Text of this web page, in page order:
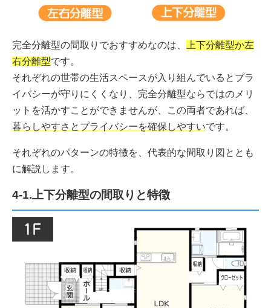
完全分離型の間取りでおすすめなのは、
上下分離型か左
右分離型です。
それぞれの世帯の生活スペースが入り組んでいるとプラ
イバシーが守りにくくなり、完全分離型ならではのメリ
ットを活かすことができませんが、この両者であれば、
暮らしやすさとプライバシーを確保しやすいです。
それぞれのパターンの特徴を、代表的な間取り図ととも
に解説します。
4-1.上下分離型の間取りと特徴